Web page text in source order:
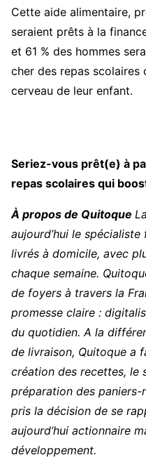
Cette aide alimentaire,
seraient prêts à la
et 61 % des hommes
cher des repas
cerveau de leur enfant.
Seriez-vous prêt(e) à
repas scolaires qui
À propos de Quitoque
aujourd’hui le
livrés à domicile, avec
chaque semaine.
de foyers à travers la
promesse claire :
du quotidien. A la
de livraison, Quitoque a
création des recettes, le
préparation des paniers-
pris la décision de se
aujourd’hui actionnaire
développement.